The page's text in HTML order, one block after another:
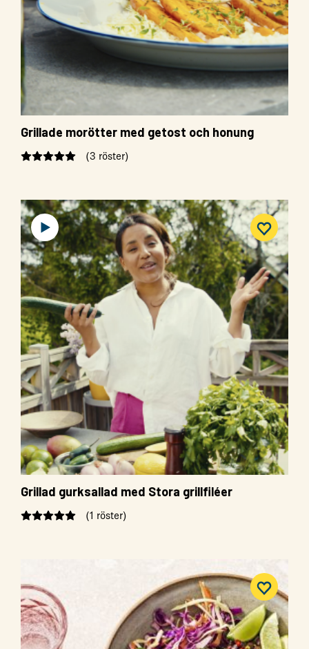
Grillade morötter med getost och honung
(3 röster)
Grillad gurksallad med Stora grillfiléer
(1 röster)